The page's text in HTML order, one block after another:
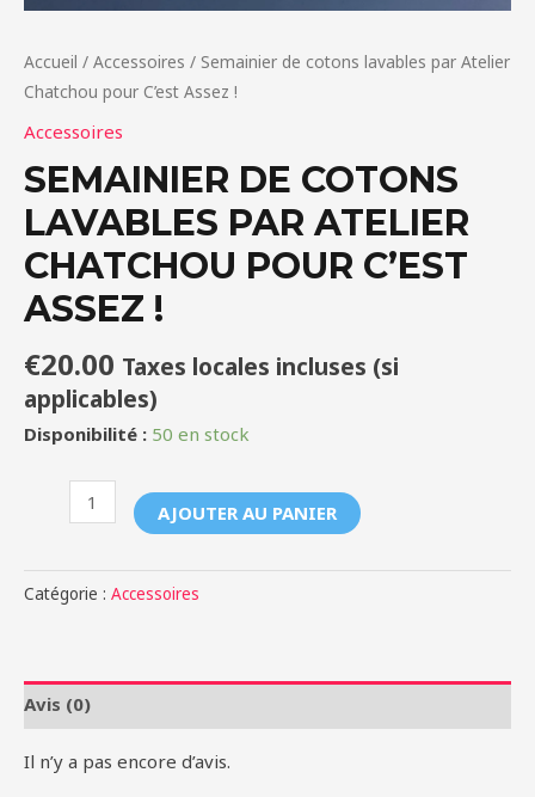
Accueil / Accessoires / Semainier de cotons lavables par Atelier
Chatchou pour C’est Assez !
Accessoires
SEMAINIER DE COTONS
LAVABLES PAR ATELIER
CHATCHOU POUR C’EST
ASSEZ !
€20.00 Taxes locales incluses (si
applicables)
Disponibilité : 50 en stock
quantité
de
Atelier
Chatchou
pour
AJOUTER AU PANIER
Catégorie : Accessoires
Avis (0)
Il n’y a pas encore d’avis.